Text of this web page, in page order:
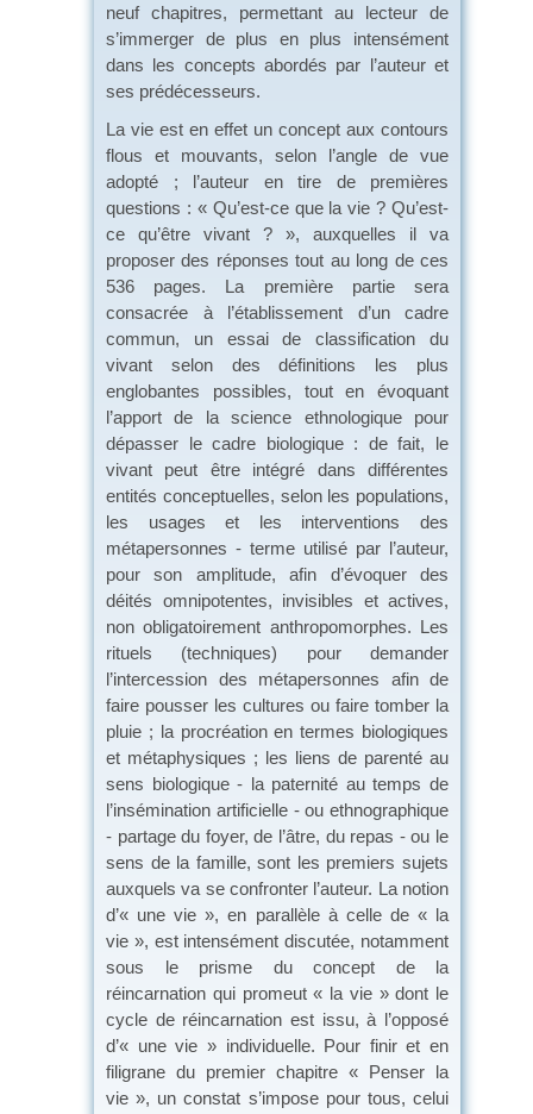
neuf chapitres, permettant au lecteur de
s’immerger de plus en plus intensément
dans les concepts abordés par l’auteur et
ses prédécesseurs.
La vie est en effet un concept aux contours
flous et mouvants, selon l’angle de vue
adopté ; l’auteur en tire de premières
questions : « Qu’est-ce que la vie ? Qu’est-
ce qu’être vivant ? », auxquelles il va
proposer des réponses tout au long de ces
536 pages. La première partie sera
consacrée à l’établissement d’un cadre
commun, un essai de classification du
vivant selon des définitions les plus
englobantes possibles, tout en évoquant
l’apport de la science ethnologique pour
dépasser le cadre biologique : de fait, le
vivant peut être intégré dans différentes
entités conceptuelles, selon les populations,
les usages et les interventions des
métapersonnes - terme utilisé par l’auteur,
pour son amplitude, afin d’évoquer des
déités omnipotentes, invisibles et actives,
non obligatoirement anthropomorphes. Les
rituels (techniques) pour demander
l’intercession des métapersonnes afin de
faire pousser les cultures ou faire tomber la
pluie ; la procréation en termes biologiques
et métaphysiques ; les liens de parenté au
sens biologique - la paternité au temps de
l’insémination artificielle - ou ethnographique
- partage du foyer, de l’âtre, du repas - ou le
sens de la famille, sont les premiers sujets
auxquels va se confronter l’auteur. La notion
d’« une vie », en parallèle à celle de « la
vie », est intensément discutée, notamment
sous le prisme du concept de la
réincarnation qui promeut « la vie » dont le
cycle de réincarnation est issu, à l’opposé
d’« une vie » individuelle. Pour finir et en
filigrane du premier chapitre « Penser la
vie », un constat s’impose pour tous, celui